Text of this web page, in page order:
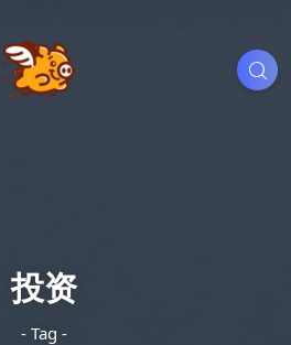
投资
- Tag -